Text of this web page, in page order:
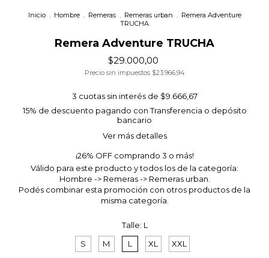
Inicio . Hombre . Remeras . Remeras urban . Remera Adventure
TRUCHA
Remera Adventure TRUCHA
$29.000,00
Precio sin impuestos $23.966,94
3 cuotas sin interés de $9.666,67
15% de descuento pagando con Transferencia o depósito
bancario
Ver más detalles
¡26% OFF comprando 3 o más!
Válido para este producto y todos los de la categoría:
Hombre -> Remeras -> Remeras urban.
Podés combinar esta promoción con otros productos de la
misma categoría.
Talle: L
S
M L XL XXL